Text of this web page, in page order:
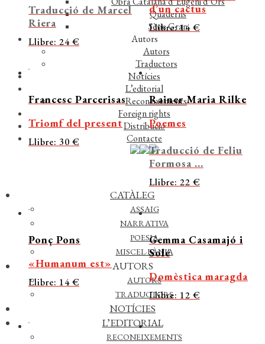
Quaderns
Sèrie Gran
Autors
Autors
Traductors
Notícies
L’editorial
Reconeixements
Foreign rights
Distribució
Contacte
CATÀLEG
ASSAIG
NARRATIVA
POESIA
MISCEL·LÀNIA
AUTORS
AUTORS
TRADUCTORS
NOTÍCIES
L’EDITORIAL
RECONEIXEMENTS
Traducció de Marcel
Riera
Llibre: 24 €
d’un cactus
Llibre: 14 €
Francesc Parcerisas
Triomf del present
Llibre: 30 €
Rainer Maria Rilke
Poemes
Traducció de Feliu
Formosa ...
Llibre: 22 €
Ponç Pons
«Humanum est»
Llibre: 14 €
Gemma Casamajó i
Solé
Domèstica maragda
Llibre: 12 €